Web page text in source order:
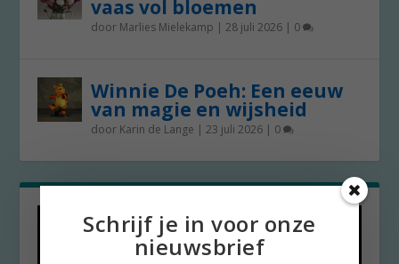
vaas vol bloemen
door Marlies Mielekamp |28 juli 2026 | 0
Winnie De Poeh: Een eeuw
van magie en wijsheid
door Karin de Lange |23 juli 2026 | 0
Schrijf je in voor onze
nieuwsbrief